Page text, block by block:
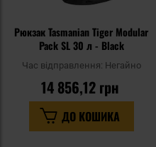
Рюкзак Tasmanian Tiger Modular
Pack SL 30 л - Black
Час відправлення: Негайно
14 856,12 грн
ДО КОШИКА